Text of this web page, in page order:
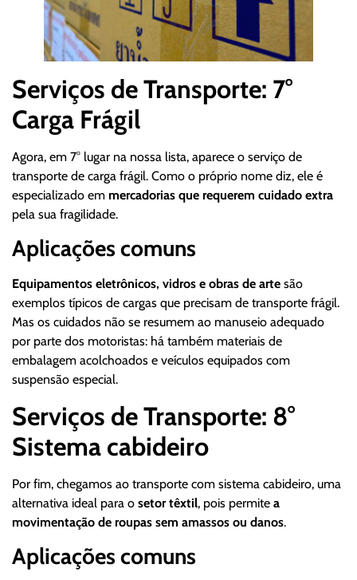
Serviços de Transporte: 7°
Carga Frágil
Agora, em 7° lugar na nossa lista, aparece o serviço de
transporte de carga frágil. Como o próprio nome diz, ele é
especializado em mercadorias que requerem cuidado extra
pela sua fragilidade.
Aplicações comuns
Equipamentos eletrônicos, vidros e obras de arte são
exemplos típicos de cargas que precisam de transporte frágil.
Mas os cuidados não se resumem ao manuseio adequado
por parte dos motoristas: há também materiais de
embalagem acolchoados e veículos equipados com
suspensão especial.
Serviços de Transporte: 8°
Sistema cabideiro
Por fim, chegamos ao transporte com sistema cabideiro, uma
alternativa ideal para o setor têxtil, pois permite a
movimentação de roupas sem amassos ou danos.
Aplicações comuns